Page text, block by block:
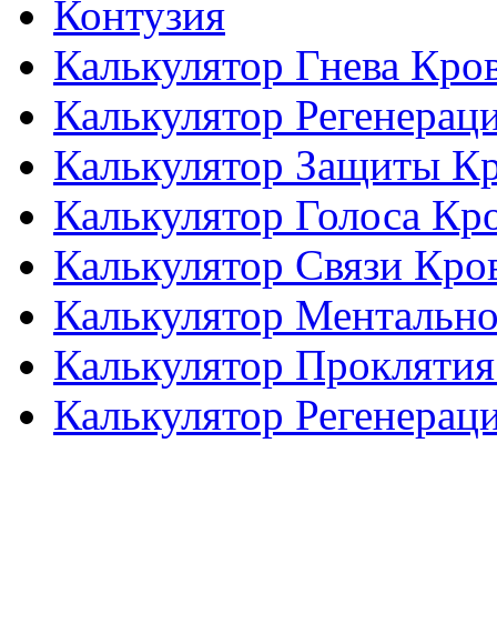
Контузия
Калькулятор Гнева
Калькулятор
Калькулятор Защиты
Калькулятор Голоса
Калькулятор Связи
Калькулятор
Калькулятор
Калькулятор